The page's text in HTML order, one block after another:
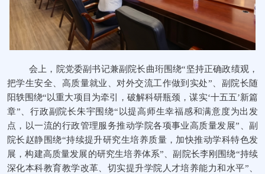
会上，院党委副书记兼副院长曲珩围绕“坚持正确政绩观，
把学生安全、高质量就业、对外交流工作做到实处”、副院长随
阳轶围绕“以重大项目为牵引，破解科研瓶颈，谋实‘十五五’新篇
章”、行政副院长朱宇围绕“ 以提高师生幸福感和满意度为出发
点，以一流的行政管理服务推动学院各项事业高质量发展”、副
院长赵静围绕“持续提升研究生培养质量，加快推动学科特色发
展，构建高质量发展的研究生培养体系”、副院长李刚 围绕“持续
深化本科教育教学改革、切实提升学院人才培养能力和水平”、